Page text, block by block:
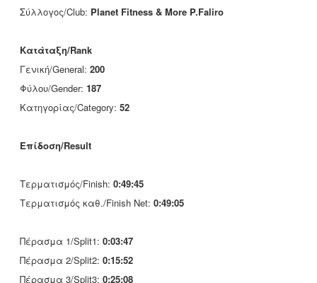
Σύλλογος/Club: Planet Fitness & More P.Faliro
Κατάταξη/Rank
Γενική/General: 200
Φύλου/Gender: 187
Κατηγορίας/Category: 52
Επίδοση/Result
Τερματισμός/Finish: 0:49:45
Τερματισμός καθ./Finish Net: 0:49:05
Πέρασμα 1/Split1: 0:03:47
Πέρασμα 2/Split2: 0:15:52
Πέρασμα 3/Split3: 0:25:08